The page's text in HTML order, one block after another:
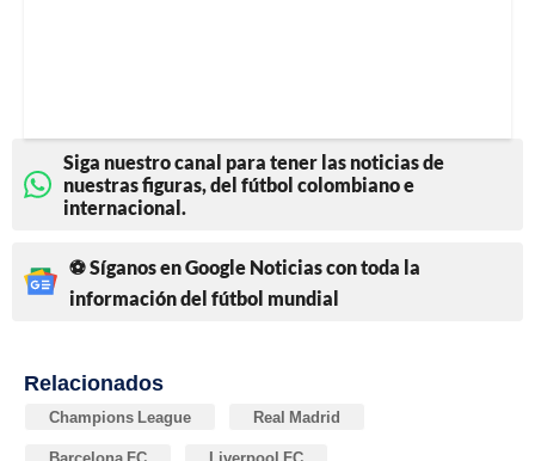
Siga nuestro canal para tener las noticias de
nuestras figuras, del fútbol colombiano e
internacional.
⚽ Síganos en Google Noticias con toda la
información del fútbol mundial
Relacionados
Champions League Real Madrid
Barcelona FC Liverpool FC